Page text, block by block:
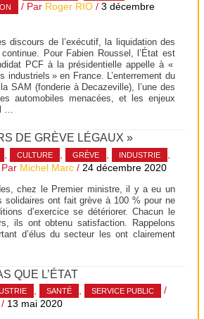
/ Par Roger RIO /3 décembre
discours de l’exécutif, la liquidation des
Pour Fabien Roussel, l’État est
PCF à la présidentielle appelle à «
industriels » en France. L’enterrement du
SAM (fonderie à Decazeville), l’une des
automobiles menacées, et les enjeux
…
DE GRÈVE LÉGAUX »
CULTURE GRÈVE INDUSTRIE
Michel Marc / 24 décembre 2020
chez le Premier ministre, il y a eu un
solidaires ont fait grève à 100 % pour ne
d’exercice se détériorer. Chacun le
ils ont obtenu satisfaction. Rappelons
d’élus du secteur les ont clairement
QUE L’ÉTAT
, SANTÉ , SERVICE PUBLIC
/
/ 13 mai 2020